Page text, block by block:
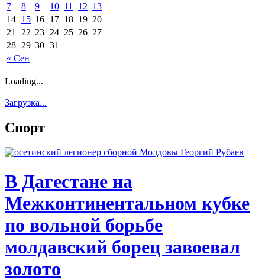
« Сен
7
8 9 10 11 12 13
14 15 16 17 18 19 20
21
22 23 24 25 26 27
28 29 30 31
Loading...
Загрузка...
Спорт
В Дагестане на
Межконтинентальном кубке
по вольной борьбе
молдавский борец завоевал
золото